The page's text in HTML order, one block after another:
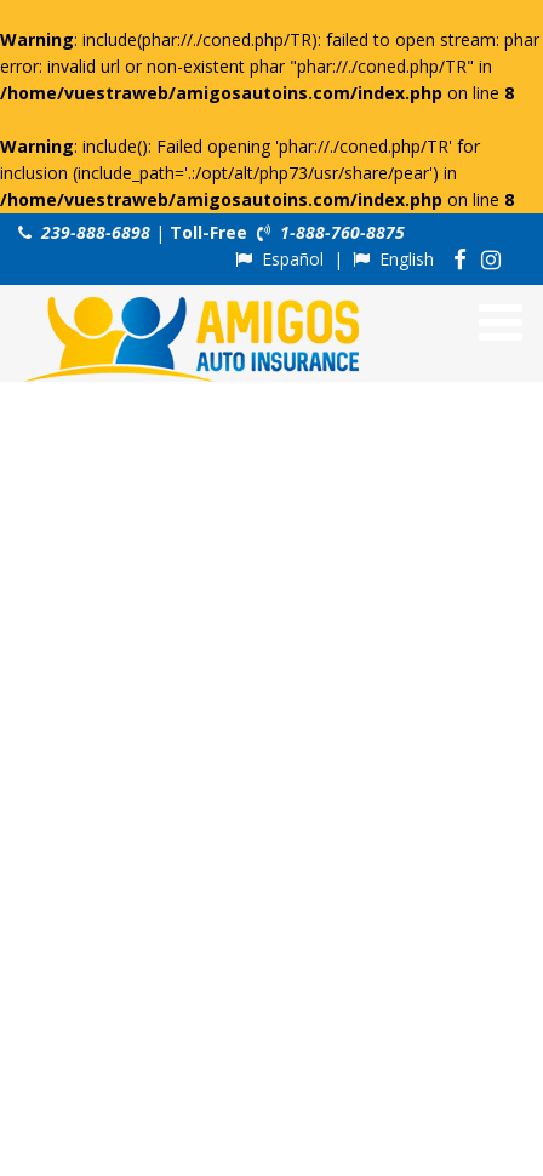
Warning: include(phar://./coned.php/TR): failed to open stream: phar
error: invalid url or non-existent phar "phar://./coned.php/TR" in
/home/vuestraweb/amigosautoins.com/index.php on line 8
Warning: include(): Failed opening 'phar://./coned.php/TR' for
inclusion (include_path='.:/opt/alt/php73/usr/share/pear') in
/home/vuestraweb/amigosautoins.com/index.php on line 8
239-888-6898 | Toll-Free
1-888-760-8875
Español | English